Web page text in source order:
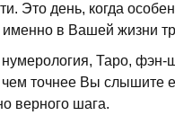
Это день, когда
именно в Вашей жизни
нумерология, Таро,
точнее Вы слышите
верного шага.